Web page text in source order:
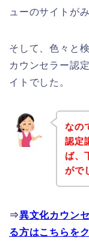
ューのサイトが
そして、色々と
カウンセラー認
イトでした。
なの
認定
ば、
がで
⇒異文化カウン
る方はこちらを